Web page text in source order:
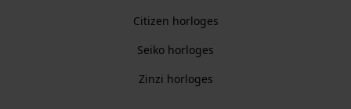
Citizen horloges
Seiko horloges
Zinzi horloges